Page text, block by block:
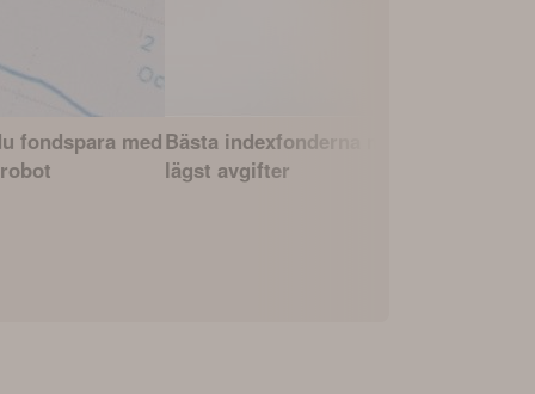
fondspara medBästa indexfonderna med
lägst avgifter